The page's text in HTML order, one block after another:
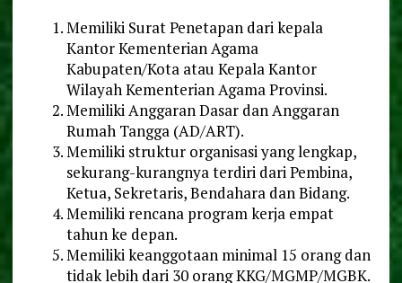
Memiliki Surat Penetapan dari kepala
Kantor Kementerian Agama
Kabupaten/Kota atau Kepala Kantor
Wilayah Kementerian Agama Provinsi.
Memiliki Anggaran Dasar dan Anggaran
Rumah Tangga (AD/ART).
Memiliki struktur organisasi yang lengkap,
sekurang-kurangnya terdiri dari Pembina,
Ketua, Sekretaris, Bendahara dan Bidang.
Memiliki rencana program kerja empat
tahun ke depan.
Memiliki keanggotaan minimal 15 orang dan
tidak lebih dari 30 orang KKG/MGMP/MGBK.